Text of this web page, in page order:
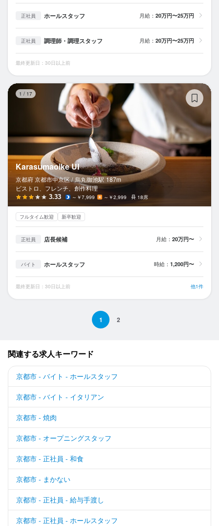
正社員 ホールスタッフ 月給： 20万円〜25万円
正社員 調理師・調理スタッフ 月給： 20万円〜25万円
最終更新日：30日以上前
1 / 17
Karasumaoike UI
京都府 京都市中京区 / 烏丸御池駅 187m
ビストロ、フレンチ、創作料理
3.33 ～￥7,999 ～￥2,999 18席
フルタイム歓迎 新卒歓迎
正社員 店長候補 月給： 20万円〜
バイト ホールスタッフ 時給： 1,200円〜
最終更新日：30日以上前 他1件
1 2
関連する求人キーワード
京都市 - バイト - ホールスタッフ
京都市 - バイト - イタリアン
京都市 - 焼肉
京都市 - オープニングスタッフ
京都市 - 正社員 - 和食
京都市 - まかない
京都市 - 正社員 - 給与手渡し
京都市 - 正社員 - ホールスタッフ